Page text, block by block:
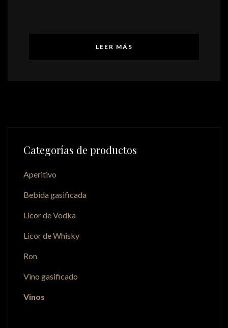
LEER MÁS
Categorías de productos
Aperitivo
Bebida gasificada
Licor de Vodka
Licor de Whisky
Ron
Vino gasificado
Vinos